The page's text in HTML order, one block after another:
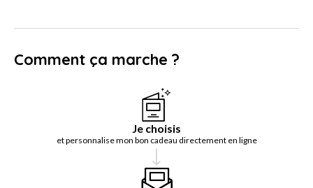
Comment ça marche ?
Je choisis
et personnalise mon bon cadeau directement en ligne